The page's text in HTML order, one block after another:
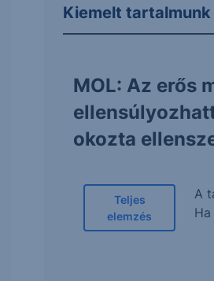
Kiemelt tartalmunk
MOL: Az erős
okozta
Teljes
elemzés
A